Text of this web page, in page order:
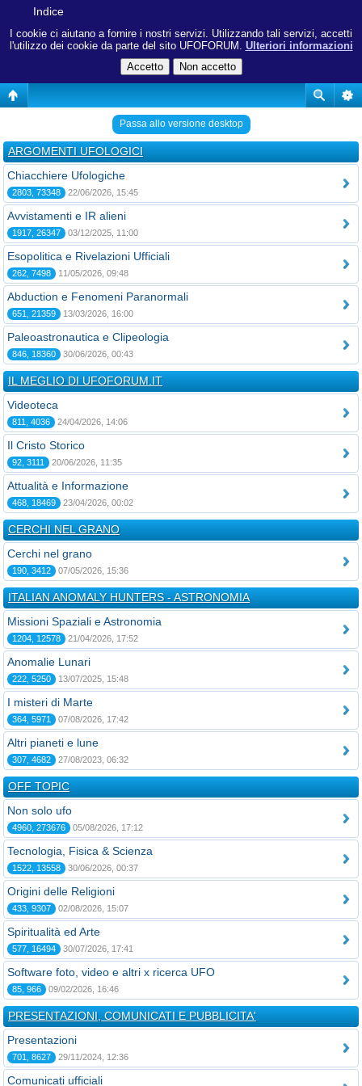
I cookie ci aiutano a fornire i nostri servizi. Utilizzando tali servizi, accetti
l'utilizzo dei cookie da parte del sito UFOFORUM. Ulteriori informazioni
Indice
Passa allo versione desktop
ARGOMENTI UFOLOGICI
Chiacchiere Ufologiche
2803, 73348 22/06/2026, 15:45
Avvistamenti e IR alieni
1917, 26347 03/12/2025, 11:00
Esopolitica e Rivelazioni Ufficiali
262, 7498 11/05/2026, 09:48
Abduction e Fenomeni Paranormali
651, 21359 13/03/2026, 16:00
Paleoastronautica e Clipeologia
846, 18360 30/06/2026, 00:43
IL MEGLIO DI UFOFORUM.IT
Videoteca
811, 4036 24/04/2026, 14:06
Il Cristo Storico
92, 3111 20/06/2026, 11:35
Attualità e Informazione
468, 18469 23/04/2026, 00:02
CERCHI NEL GRANO
Cerchi nel grano
190, 3412 07/05/2026, 15:36
ITALIAN ANOMALY HUNTERS - ASTRONOMIA
Missioni Spaziali e Astronomia
1204, 12578 21/04/2026, 17:52
Anomalie Lunari
222, 5250 13/07/2025, 15:48
I misteri di Marte
364, 5971 07/08/2026, 17:42
Altri pianeti e lune
307, 4682 27/08/2023, 06:32
OFF TOPIC
Non solo ufo
4960, 273676 05/08/2026, 17:12
Tecnologia, Fisica & Scienza
1522, 13558 30/06/2026, 00:37
Origini delle Religioni
433, 9307 02/08/2026, 15:07
Spiritualità ed Arte
577, 16494 30/07/2026, 17:41
Software foto, video e altri x ricerca UFO
85, 966 09/02/2026, 16:46
PRESENTAZIONI, COMUNICATI E PUBBLICITA'
Presentazioni
701, 8627 29/11/2024, 12:36
Comunicati ufficiali